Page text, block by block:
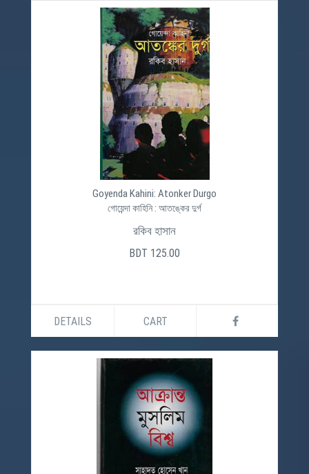
Goyenda Kahini: Atonker Durgo
গোয়েন্দা কাহিনি : আতঙ্কের দুর্গ
রকিব হাসান
BDT 125.00
DETAILS CART